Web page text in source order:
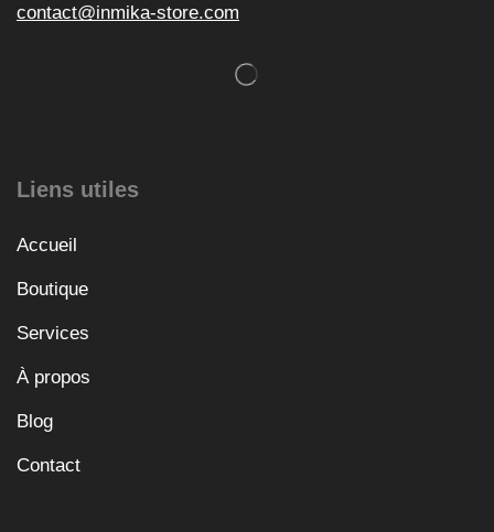
contact@inmika-store.com
Liens utiles
Accueil
Boutique
Services
À propos
Blog
Contact